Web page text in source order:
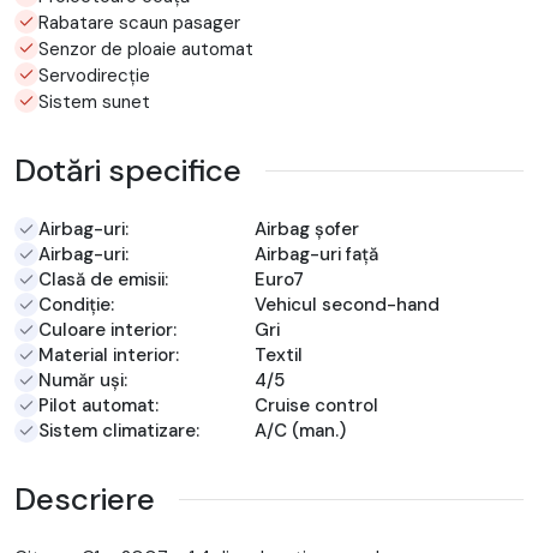
Rabatare scaun pasager
Senzor de ploaie automat
Servodirecție
Sistem sunet
Dotări specifice
Airbag-uri:
Airbag șofer
Airbag-uri:
Airbag-uri față
Clasă de emisii:
Euro7
Condiție:
Vehicul second-hand
Culoare interior:
Gri
Material interior:
Textil
Număr uși:
4/5
Pilot automat:
Cruise control
Sistem climatizare:
A/C (man.)
Descriere